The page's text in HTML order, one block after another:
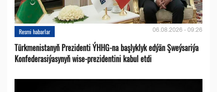
Resmi habarlar 06.08.2026 - 09:26
Türkmenistanyň Prezidenti ÝHHG-na başlyklyk edýän Şweýsariýa
Konfederasiýasynyň wise-prezidentini kabul etdi